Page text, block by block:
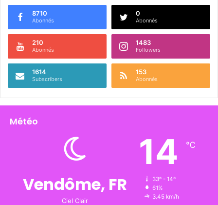
8710
Abonnés
0
Abonnés
210
Abonnés
1483
Followers
1614
Subscribers
153
Abonnés
Météo
Vendôme, FR
Ciel Clair
14 ℃
33º - 14º
61%
3.45 km/h